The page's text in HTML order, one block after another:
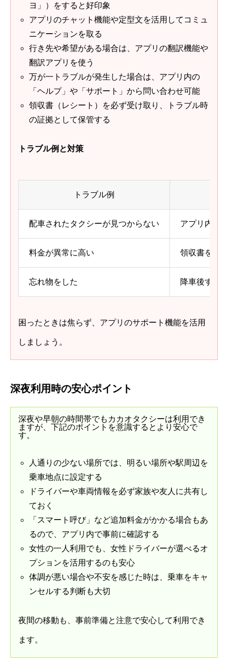
ヨ」）をすると好印象
アプリのチャット機能や定型文を活用してコミュ
ニケーションを取る
行き先や希望がある場合は、アプリの翻訳機能や
翻訳アプリを使う
万が一トラブルが発生した場合は、アプリ内の
「ヘルプ」や「サポート」から問い合わせ可能
領収書（レシート）を必ず受け取り、トラブル時
の証拠として保管する
トラブル例と対策
トラブル例
配車されたタクシーが見つからない アプリ内の
料金が異常に高い 領収書を保
忘れ物をした 降車後すぐ
困ったときは焦らず、アプリのサポート機能を活用
しましょう。
深夜利用時の安心ポイント
深夜や早朝の時間帯でもカカオタクシーは利用でき
ますが、下記のポイントを意識するとより安心で
す。
人通りの少ない場所では、明るい場所や駅周辺を
乗車地点に設定する
ドライバーや車両情報を必ず家族や友人に共有し
ておく
「スマート呼び」など追加料金がかかる場合もあ
るので、アプリ内で事前に確認する
女性の一人利用でも、女性ドライバーが選べるオ
プションを活用するのも安心
体調が悪い場合や不安を感じた時は、乗車をキャ
ンセルする判断も大切
夜間の移動も、事前準備と注意で安心して利用でき
ます。